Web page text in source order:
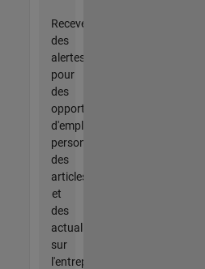
Recevez
des
alertes
pour
des
opportunités
d'emploi
personnalisées,
des
articles
et
des
actualités
sur
l'entreprise.